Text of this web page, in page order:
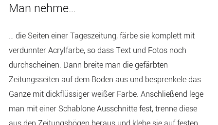
Man nehme…
… die Seiten einer Tageszeitung, färbe sie komplett mit
verdünnter Acrylfarbe, so dass Text und Fotos noch
durchscheinen. Dann breite man die gefärbten
Zeitungsseiten auf dem Boden aus und besprenkele das
Ganze mit dickflüssiger weißer Farbe. Anschließend lege
man mit einer Schablone Ausschnitte fest, trenne diese